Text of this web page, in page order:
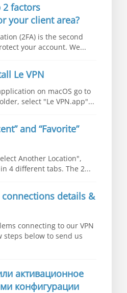
2 factors
your client area?
(2FA) is the second
your account. We...
Le VPN
on macOS go to
select "Le VPN.app"...
and “Favorite”
Another Location",
4 different tabs. The 2...
details &
connecting to our VPN
steps below to send us
активационное
конфигурации